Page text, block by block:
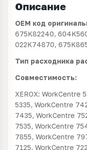
Описание
OEM код
675K82240,
022K74870,
Тип расходника
Совместимость:
XEROX: WorkCentre
5335, WorkCentre
7435, WorkCentre
7535, WorkCentre
7855, WorkCentre
7125, WorkCentre